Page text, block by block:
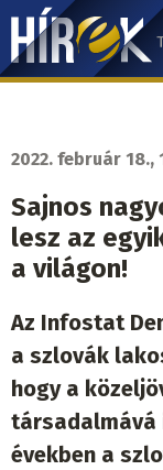
Ugrás
tartalomra
Hírek.sk
2022. február 18.,
Sajnos
lesz az
a világon!
Az Infostat
a szlovák
hogy a
társadalmává
években a